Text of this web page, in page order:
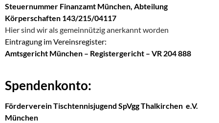
Steuernummer Finanzamt München, Abteilung
Körperschaften 143/215/04117
Hier sind wir als gemeinnützig anerkannt worden
Eintragung im Vereinsregister:
Amtsgericht München – Registergericht – VR 204 888
Spendenkonto:
Förderverein Tischtennisjugend SpVgg Thalkirchen e.V.
München